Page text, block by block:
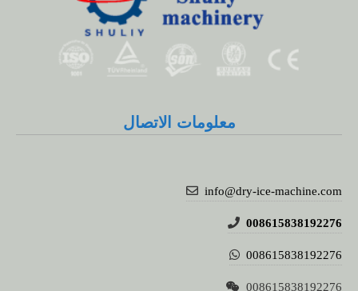
معلومات الاتصال
info@dry-ice-machine.com
008615838192276
008615838192276
008615838192276